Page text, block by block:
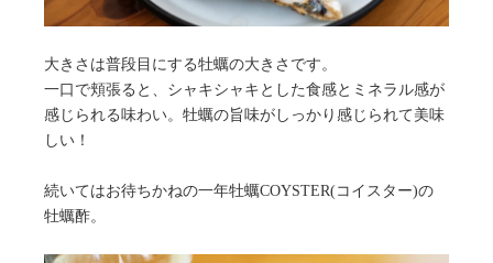
大きさは普段目にする牡蠣の大きさです。
一口で頬張ると、シャキシャキとした食感とミネラル感が
感じられる味わい。牡蠣の旨味がしっかり感じられて美味
しい！
続いてはお待ちかねの一年牡蠣COYSTER(コイスター)の
牡蠣酢。